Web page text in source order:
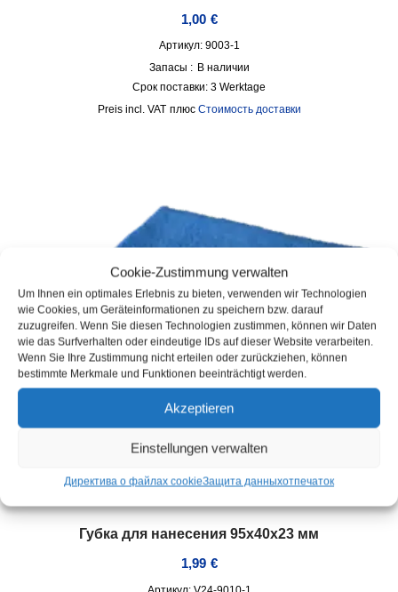
Cookie-Zustimmung verwalten
Um Ihnen ein optimales Erlebnis zu bieten, verwenden wir Technologien
wie Cookies, um Geräteinformationen zu speichern bzw. darauf
zuzugreifen. Wenn Sie diesen Technologien zustimmen, können wir Daten
wie das Surfverhalten oder eindeutige IDs auf dieser Website verarbeiten.
Wenn Sie Ihre Zustimmung nicht erteilen oder zurückziehen, können
bestimmte Merkmale und Funktionen beeinträchtigt werden.
Akzeptieren
Einstellungen verwalten
Директива о файлах cookieЗащита данныхотпечаток
1,00 €
Артикул: 9003-1
Запасы : В наличии
Срок поставки: 3 Werktage
incl. VAT плюс Стоимость доставки
Губка для нанесения 95x40x23 мм
1,99 €